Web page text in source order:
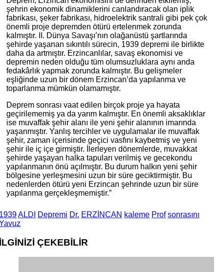
şehrin ekonomik dinamiklerini canlandıracak olan iplik
fabrikası, şeker fabrikası, hidroelektrik santrali gibi pek çok
önemli proje depremden ötürü ertelenmek zorunda
kalmıştır. II. Dünya Savaşı’nın olağanüstü şartlarında
şehirde yaşanan sıkıntılı sürecin, 1939 depremi ile birlikte
daha da artmıştır. Erzincanlılar, savaş ekonomisi ve
depremin neden olduğu tüm olumsuzluklara aynı anda
fedakârlık yapmak zorunda kalmıştır. Bu gelişmeler
eşliğinde uzun bir dönem Erzincan’da yapılanma ve
toparlanma mümkün olamamıştır.
Deprem sonrası vaat edilen birçok proje ya hayata
geçirilememiş ya da yarım kalmıştır. En önemli aksaklıklar
ise muvaffak şehir alanı ile yeni şehir alanının imarında
yaşanmıştır. Yanlış tercihler ve uygulamalar ile muvaffak
şehir, zaman içerisinde geçici vasfını kaybetmiş ve yeni
şehir ile iç içe girmiştir. İlerleyen dönemlerde, muvakkat
şehirde yaşayan halka tapuları verilmiş ve gecekondu
yapılanmanın önü açılmıştır. Bu durum halkın yeni şehir
bölgesine yerleşmesini uzun bir süre geciktirmiştir. Bu
nedenlerden ötürü yeni Erzincan şehrinde uzun bir süre
yapılanma gerçekleşmemiştir.”
ALDI Depremi Dr. ERZİNCAN kaleme Prof sonrasını
ÇEKEBİLİR